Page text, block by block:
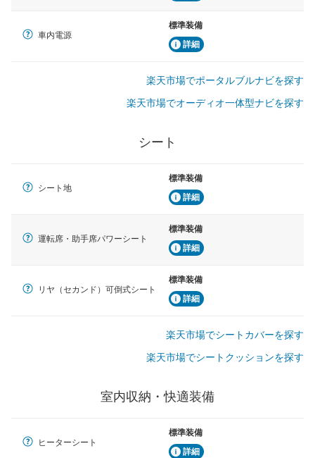
車内電源
標準装備
詳細
楽天市場でポータルブルナビを探す
楽天市場でオーディオ一体型ナビを探す
シート
シート地
標準装備
詳細
運転席・助手席パワーシート
標準装備
詳細
リヤ（セカンド）可倒式シート
標準装備
詳細
楽天市場でシートカバーを探す
楽天市場でシートクッションを探す
室内収納・快適装備
ヒーターシート
標準装備
詳細